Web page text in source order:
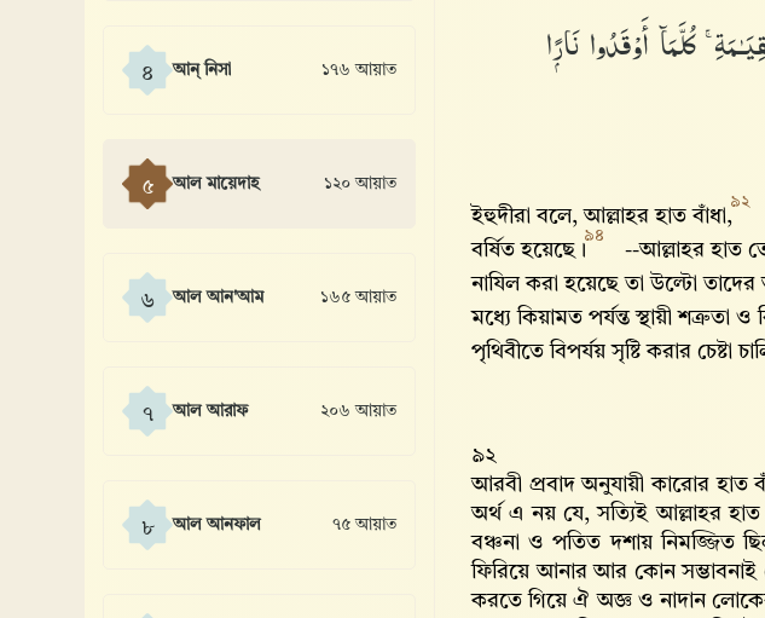
৪ আন্ নিসা ১৭৬ আয়াত
৫ আল মায়েদাহ ১২০ আয়াত
৬ আল আন'আম ১৬৫ আয়াত
৭ আল আরাফ ২০৬ আয়াত
৮ আল আনফাল ৭৫ আয়াত
كُلَّمَآ أَوْقَدُوا۟ نَارًۭا
ইহুদীরা বলে, আল্লাহর হাত বাঁধা,
৯২
বর্ষিত হয়েছে।
৯৪
--আল্লাহর হাত
নাযিল করা হয়েছে তা উল্টো তাদের
মধ্যে কিয়ামত পর্যন্ত স্থায়ী শত্রুতা
পৃথিবীতে বিপর্যয় সৃষ্টি করার চেষ্টা
৯২
আরবী প্রবাদ অনুযায়ী কারোর হাত
অর্থ এ নয় যে, সত্যিই আল্লাহর
বঞ্চনা ও পতিত দশায় নিমজ্জিত
ফিরিয়ে আনার আর কোন সম্ভাবনাই
করতে গিয়ে ঐ অজ্ঞ ও নাদান